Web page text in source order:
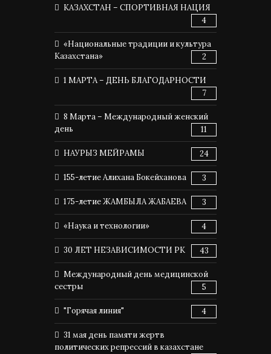
КАЗАХСТАН – СПОРТИВНАЯ НАЦИЯ
4
«Национальные традиции и культура
Казахстана»
2
1 МАРТА – ДЕНЬ БЛАГОДАРНОСТИ
7
8 Марта – Международный женский
день
11
НАУРЫЗ МЕЙРАМЫ 24
155-летие Алихана Бокейханова 3
175-летие ЖАМБЫЛА ЖАБАЕВА 3
«Наука и технологии» 4
30 ЛЕТ НЕЗАВИСИМОСТИ РК 43
Международный день медицинской
сестры
5
"Горячая линия" 4
31 мая день памяти жертв
политических репрессий в казахстане